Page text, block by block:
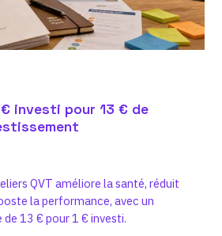
€ investi pour 13 € de
QVT améliore la santé, réduit
la performance, avec un
13 € pour 1 € investi.